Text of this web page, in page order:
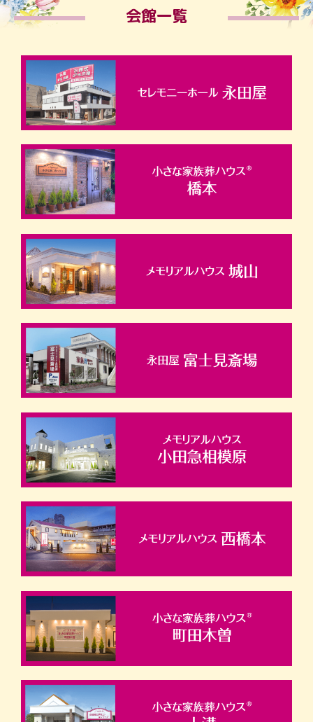
会館一覧